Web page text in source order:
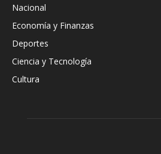
Nacional
Economía y Finanzas
Deportes
Ciencia y Tecnología
Cultura